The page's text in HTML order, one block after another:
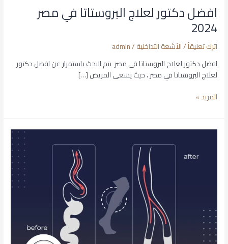
افضل دكتور لعلاج البروستاتا في مصر
2024
اترك تعليقاً/الأشعة التداخلية/
admin
افضل دكتور لعلاج البروستاتا في مصر يتم البحث باستمرار عن افضل دكتور
لعلاج البروستاتا في مصر ، حيث يسعى المريض […]
المزيد »
الساقين